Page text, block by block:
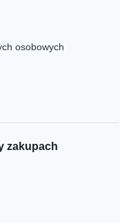
osobowych
zakupach